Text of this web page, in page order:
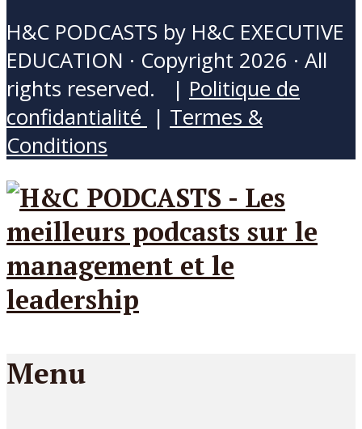
H&C PODCASTS by H&C EXECUTIVE
EDUCATION · Copyright 2026 · All
rights reserved. | Politique de
confidantialité | Termes &
Conditions
Menu